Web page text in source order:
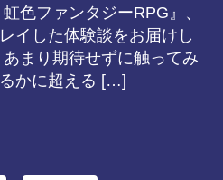
色ファンタジーRPG』、
イした体験談をお届けし
まり期待せずに触ってみ
かに超える […]